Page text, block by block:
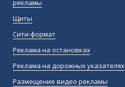
рекламы
Щиты
Сити-формат
Реклама на остановках
Реклама на дорожных указателях
Размещение видео рекламы